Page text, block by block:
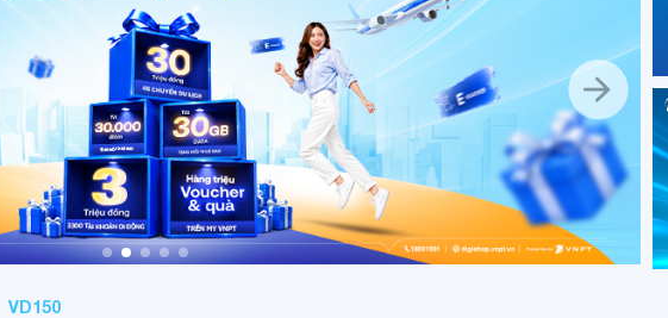
VD150